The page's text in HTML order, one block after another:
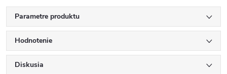
Parametre produktu
Hodnotenie
Diskusia